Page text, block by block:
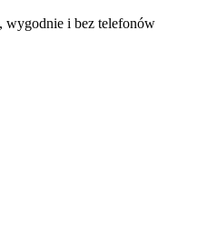
wygodnie i bez telefonów